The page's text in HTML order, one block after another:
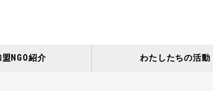
盟NGO紹介 わたしたちの活動